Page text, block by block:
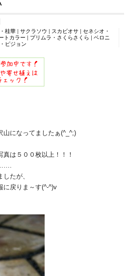
桂華 | サクラソウ | スカビオサ | セネシオ・
トカラー | プリムラ・さくらさくら | ベロニ
ピジョン
山になってましたぁ(^_^;)
は５００枚以上！！！
…….
たが、
に戻りま～す(^-^)v